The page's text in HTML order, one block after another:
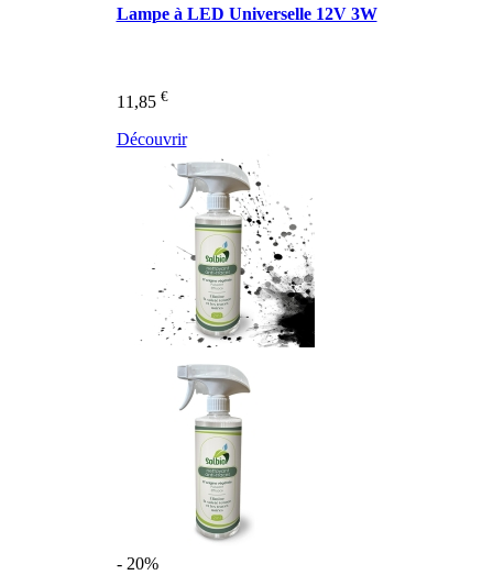
Lampe à LED Universelle 12V 3W
11,85 €
Découvrir
- 20%